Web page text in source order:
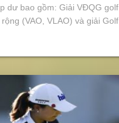
dư bao gồm: Giải VĐQG
(VAO, VLAO) và giải